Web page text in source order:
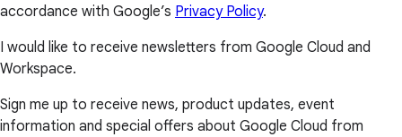
accordance with Google’s Privacy Policy.
I would like to receive newsletters from Google Cloud and
Workspace.
Sign me up to receive news, product updates, event
information and special offers about Google Cloud from